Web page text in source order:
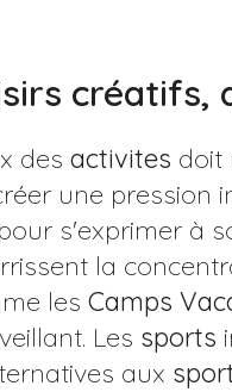
créatifs,
des activites doit
une pression
s'exprimer à
la
les Camps
Les sports
aux